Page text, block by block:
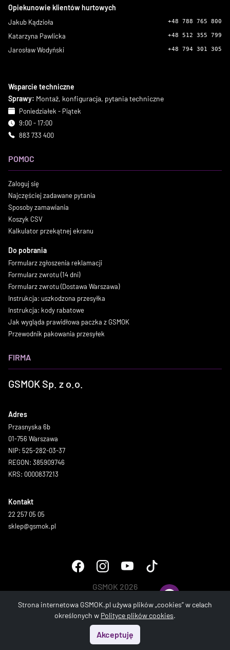
Szukaj
Opiekunowie klientów hurtowych
Jakub Kądzioła +48 788 765 800
Katarzyna Pawlicka +48 512 355 799
Jarosław Wodyński +48 794 301 305
Wsparcie techniczne
Sprawy: Montaż, konfiguracja, pytania techniczne
Poniedziałek - Piątek
9:00 - 17:00
883 733 400
POMOC
Zaloguj się
Najczęściej zadawane pytania
Sposoby zamawiania
Koszyk CSV
Kalkulator przekątnej ekranu
Do pobrania
Formularz zgłoszenia reklamacji
Formularz zwrotu (14 dni)
Formularz zwrotu (Dostawa Warszawa)
Instrukcja: uszkodzona przesyłka
Instrukcja: kody rabatowe
Jak wygląda prawidłowa paczka z GSMOK
Przewodnik pakowania przesyłek
FIRMA
GSMOK Sp. z o.o.
Adres
Przasnyska 6b
01-756 Warszawa
NIP: 525-282-03-37
REGON: 385909746
KRS: 0000837213
Kontakt
22 257 05 05
sklep@gsmok.pl
GSMOK 2026
Strona wygenerowana w 1.091 sek
Strona internetowa GSMOK.pl używa plików „cookies” w celach
określonych w Polityce plików cookies.
Akceptuję